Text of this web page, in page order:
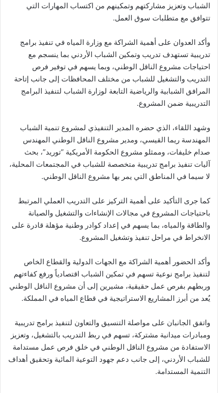
الشباب وتعزيز مشاركتهم وتمكينهم من اكتساب المهارات التي
تتوافق مع متطلبات سوق العمل.
وأكد العدوان على أهمية الشراكة مع وزارة المياه في تنفيذ برامج
تدريبية تستهدف تدريب وتمكين الشباب الأردني بما ينسجم مع
احتياجات مشروع الناقل الوطني، وبما يسهم في توفير فرص
التدريب والتشغيل للشباب من مختلف المحافظات إلى جانب إتاحة
المرافق الشبابية والرياضية التابعة لوزارة الشباب لتنفيذ البرامج
التدريبية ضمن المشروع.
وشهد اللقاء، الذي حضره المدير التنفيذي لمشروع تنمية الشباب
المهندسة ريما القيسي، ومدير مشروع الناقل الوطني المهندس
صدام خليفات، وممثلو مشروع الحكومة الأمريكية “توريد”، بحث
آليات تنفيذ برامج تدريبية متخصصة للشباب في المجتمعات المحلية،
لا سيما في المناطق التي يمر بها مشروع الناقل الوطني.
كما جرى التأكيد على أهمية التركيز على التدريب العملي المرتبط
باحتياجات المشروع في مجالات الإنشاءات والتشغيل والصيانة
والطاقة والمياه، بما يسهم في إعداد كوادر وطنية مؤهلة قادرة على
الانخراط في مراحل تنفيذ وتشغيل المشروع.
وأكد الحضور أهمية الشراكة مع الجهات الدولية والقطاع الخاص
لتنفيذ برامج نوعية تسهم في تمكين الشباب اقتصادياً ورفع كفاءتهم
وربطهم بفرص عمل حقيقية، مشيرين إلى أن مشروع الناقل الوطني
يُعد من أبرز المشاريع الاستراتيجية في قطاع المياه في المملكة.
واتفق الجانبان على مواصلة التنسيق والتعاون لتنفيذ برامج تدريبية
ومبادرات ميدانية مشتركة، تسهم في ربط التدريب بالتشغيل، وتعزيز
الاستفادة من مشروع الناقل الوطني في خلق فرص عمل مستدامة
للشباب الأردني، إلى جانب دعم جهود التوعية المائية وتحقيق أهداف
التنمية المستدامة.